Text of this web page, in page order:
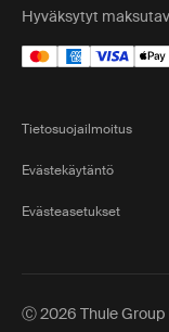
Hyväksytyt
Tietosuojailmoitus
Evästekäytäntö
Evästeasetukset
Ⓒ 2026 Thule Group